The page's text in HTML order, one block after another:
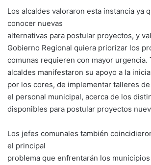
Los alcaldes valoraron esta instancia ya
conocer nuevas
alternativas para postular proyectos, y
Gobierno Regional quiera priorizar los
comunas requieren con mayor urgencia.
alcaldes manifestaron su apoyo a la
por los cores, de implementar talleres
el personal municipal, acerca de los
disponibles para postular proyectos
Los jefes comunales también
el principal
problema que enfrentarán los